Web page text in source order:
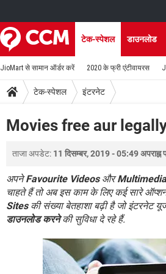
टेक-स्पेशल डाउनलोड
JioMart से सामान ऑर्डर करें 2020 के फ्री एंटीवायरस
टेक-स्पेशल इंटरनेट
Movies free aur
ताजा अपडेट: 11 दिसम्बर, 2019 - 05:49 अपराह्न
अपनेFavourite Videosऔर
चाहते हैं तो अब इस काम के लिए कई सारे
Sitesकी संख्या बेतहाशा बढ़ी है जो इंटरनेट
डाउनलोड करनेकी सुविधा दे रहे हैं.